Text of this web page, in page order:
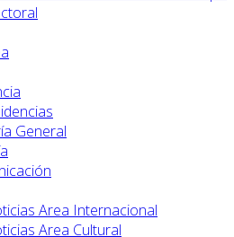
General
Area Internacional
Area Cultural